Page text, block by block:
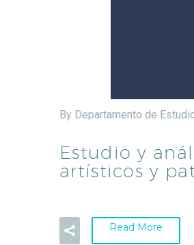
By Departamento de
Estudio y
artísticos y
Read More